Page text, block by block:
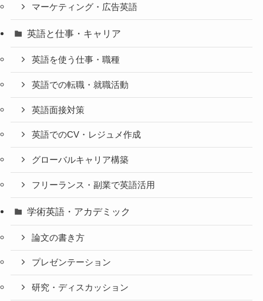
マーケティング・広告英語
英語と仕事・キャリア
英語を使う仕事・職種
英語での転職・就職活動
英語面接対策
英語でのCV・レジュメ作成
グローバルキャリア構築
フリーランス・副業で英語活用
学術英語・アカデミック
論文の書き方
プレゼンテーション
研究・ディスカッション